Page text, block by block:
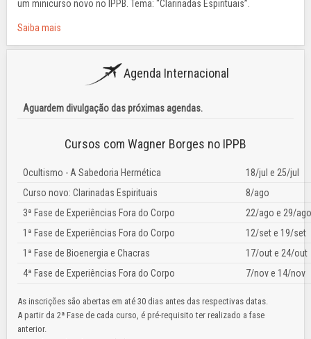
um minicurso novo no IPPB. Tema: “Clarinadas Espirituais”.
Saiba mais
Agenda Internacional
Aguardem divulgação das próximas agendas.
Cursos com Wagner Borges no IPPB
Ocultismo - A Sabedoria Hermética
18/jul e 25/jul
Curso novo: Clarinadas Espirituais
8/ago
3ª Fase de Experiências Fora do Corpo
22/ago e 29/ago
1ª Fase de Experiências Fora do Corpo
12/set e 19/set
1ª Fase de Bioenergia e Chacras
17/out e 24/out
4ª Fase de Experiências Fora do Corpo
7/nov e 14/nov
As inscrições são abertas em até 30 dias antes das respectivas datas.
A partir da 2ª Fase de cada curso, é pré-requisito ter realizado a fase
anterior.